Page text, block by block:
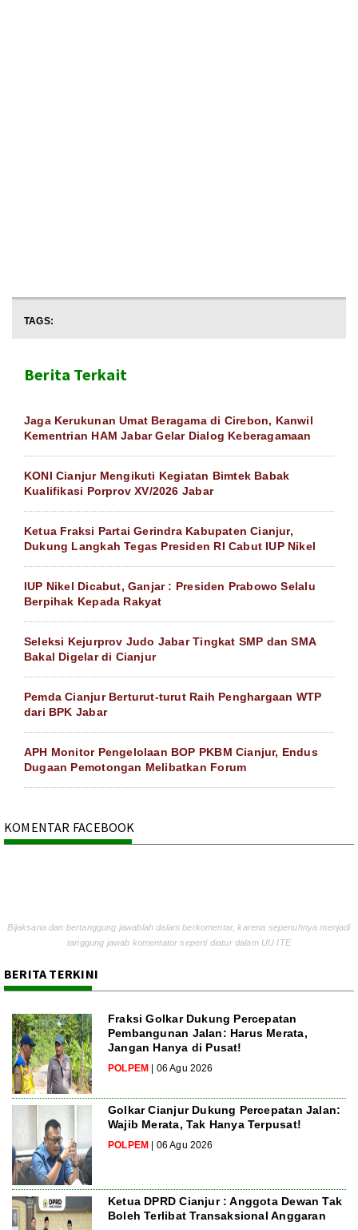
TAGS:
Berita Terkait
Jaga Kerukunan Umat Beragama di Cirebon, Kanwil
Kementrian HAM Jabar Gelar Dialog Keberagamaan
KONI Cianjur Mengikuti Kegiatan Bimtek Babak
Kualifikasi Porprov XV/2026 Jabar
Ketua Fraksi Partai Gerindra Kabupaten Cianjur,
Dukung Langkah Tegas Presiden RI Cabut IUP Nikel
IUP Nikel Dicabut, Ganjar : Presiden Prabowo Selalu
Berpihak Kepada Rakyat
Seleksi Kejurprov Judo Jabar Tingkat SMP dan SMA
Bakal Digelar di Cianjur
Pemda Cianjur Berturut-turut Raih Penghargaan WTP
dari BPK Jabar
APH Monitor Pengelolaan BOP PKBM Cianjur, Endus
Dugaan Pemotongan Melibatkan Forum
KOMENTAR FACEBOOK
Bijaksana dan bertanggung jawablah dalam berkomentar, karena sepenuhnya menjadi
tanggung jawab komentator seperti diatur dalam UU ITE
BERITA TERKINI
Fraksi Golkar Dukung Percepatan
Pembangunan Jalan: Harus Merata,
Jangan Hanya di Pusat!
POLPEM | 06 Agu 2026
Golkar Cianjur Dukung Percepatan Jalan:
Wajib Merata, Tak Hanya Terpusat!
POLPEM | 06 Agu 2026
Ketua DPRD Cianjur : Anggota Dewan Tak
Boleh Terlibat Transaksional Anggaran